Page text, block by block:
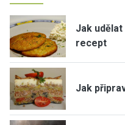
Jak
recept
Jak